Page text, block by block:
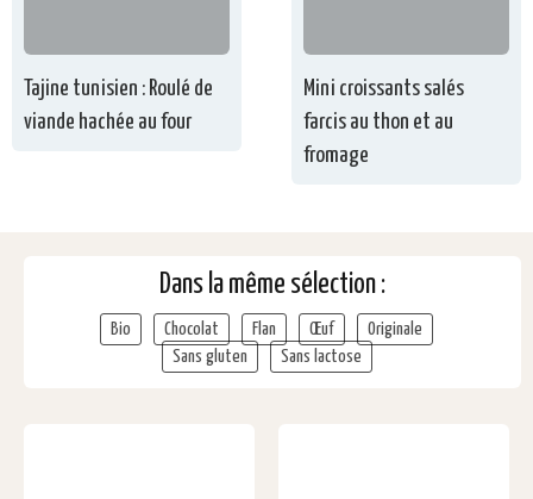
Tajine tunisien : Roulé de
viande hachée au four
Mini croissants salés
farcis au thon et au
fromage
Dans la même sélection :
Bio Chocolat Flan Œuf
Originale
Sans gluten
Sans lactose